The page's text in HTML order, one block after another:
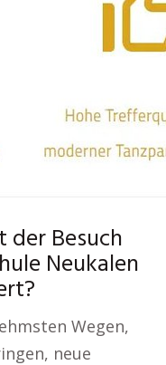
der Besuch
Neukalen
Wegen,
neue